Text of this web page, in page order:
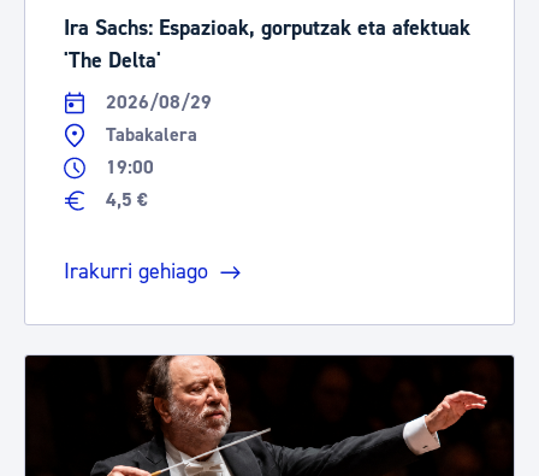
Ira Sachs: Espazioak, gorputzak eta afektuak
'The Delta'
2026/08/29
Tabakalera
19:00
4,5 €
Irakurri gehiago